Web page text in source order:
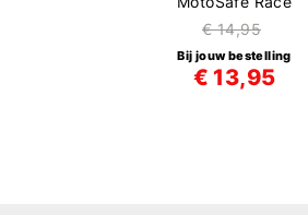
€ 14,95
Bij jouw bestelling
€ 13,95